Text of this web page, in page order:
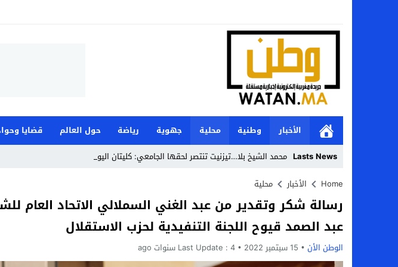
الأخبار وطنية محلية جهوية رياضة حول العالم قضايا
Lasts News محمد الشيخ بلا…تيزنيت تنتصر لحقها الجامعي: كليتان اليوم، وقطب جامع_
Stop
Previous
Next
Home الأخبار محلية
رسالة شكر وتقدير من عبد الغني السملالي الاتحاد العام
عبد الصمد قيوح اللجنة التنفيدية لحزب الاستقلال
الوطن الأن 15 سبتمبر 2022 Last Update : 4 سنوات ago